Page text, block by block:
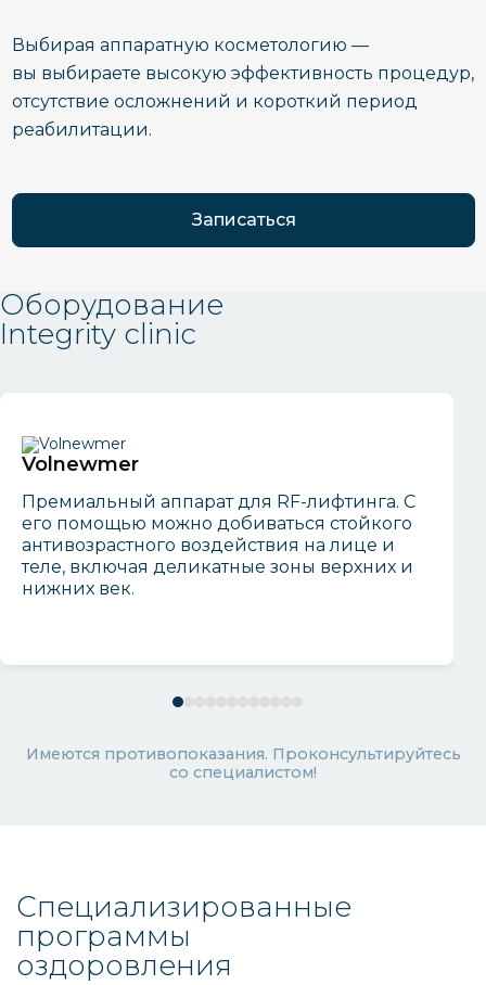
Выбирая аппаратную косметологию —
вы выбираете высокую эффективность процедур,
отсутствие осложнений и короткий период
реабилитации.
Записаться
Оборудование
Integrity clinic
Volnewmer
Премиальный аппарат для RF-лифтинга. С
его помощью можно добиваться стойкого
антивозрастного воздействия на лице и
теле, включая деликатные зоны верхних и
нижних век.
Имеются противопоказания. Проконсультируйтесь
со специалистом!
Специализированные
программы
оздоровления